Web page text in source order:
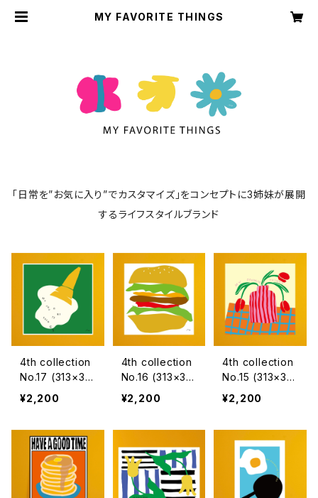
MY FAVORITE THINGS
「日常を”お気に入り”でカスタマイズ」をコンセプトに3姉妹が展開
するライフスタイルブランド
4th collection
No.17 (313×315
mm)
¥2,200
4th collection
No.16 (313×315
mm)
¥2,200
4th collection
No.15 (313×315
mm)
¥2,200